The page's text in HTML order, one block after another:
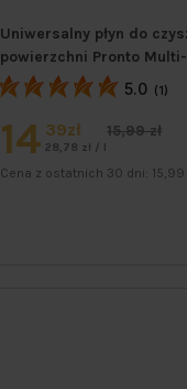
Uniwersalny płyn do
powierzchni Pronto
5.0 (1)
14 39zł
28,78 zł / l
15,99 zł
Cena z ostatnich 30 dni: 15,99